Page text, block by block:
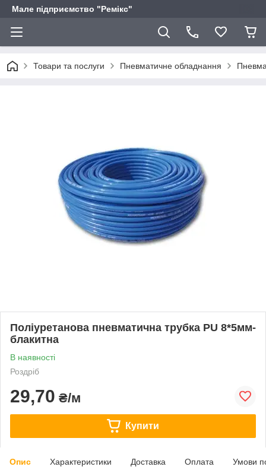
Мале підприємство "Ремікс"
Товари та послуги Пневматичне обладнання
Поліуретанова пневматична трубка PU 8*5мм-
блакитна
В наявності
Роздріб
29,70 ₴/м
Купити
Опис Характеристики Доставка Оплата Умови